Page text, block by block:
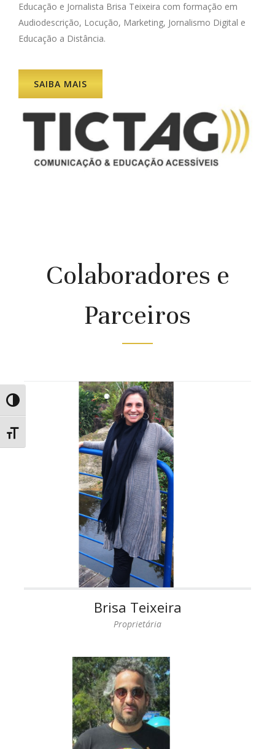
Alternar Alto Contraste
Alternar Tamanho da Fonte
Educação e Jornalista Brisa Teixeira com formação em
Audiodescrição, Locução, Marketing, Jornalismo Digital e
Educação a Distância.
SAIBA MAIS
Colaboradores e
Parceiros
Brisa Teixeira
Proprietária